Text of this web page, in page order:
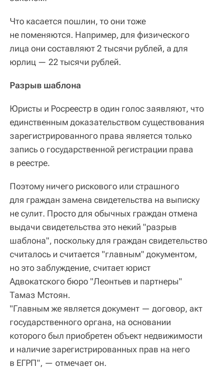
Что касается пошлин, то они тоже
не поменяются. Например, для физического
лица они составляют 2 тысячи рублей, а для
юрлиц — 22 тысячи рублей.
Разрыв шаблона
Юристы и Росреестр в один голос заявляют, что
единственным доказательством существования
зарегистрированного права является только
запись о государственной регистрации права
в реестре.
Поэтому ничего рискового или страшного
для граждан замена свидетельства на выписку
не сулит. Просто для обычных граждан отмена
выдачи свидетельства это некий "разрыв
шаблона", поскольку для граждан свидетельство
считалось и считается "главным" документом,
но это заблуждение, считает юрист
Адвокатского бюро "Леонтьев и партнеры"
Тамаз Мстоян.
"Главным же является документ — договор, акт
государственного органа, на основании
которого был приобретен объект недвижимости
и наличие зарегистрированных прав на него
в ЕГРП", — отмечает он.